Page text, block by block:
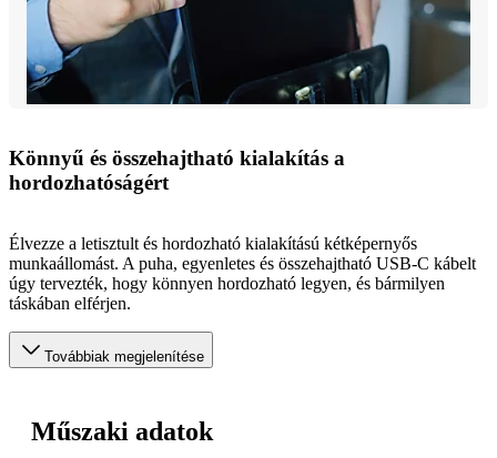
Könnyű és összehajtható kialakítás a
hordozhatóságért
Élvezze a letisztult és hordozható kialakítású kétképernyős
munkaállomást. A puha, egyenletes és összehajtható USB-C kábelt
úgy tervezték, hogy könnyen hordozható legyen, és bármilyen
táskában elférjen.
Továbbiak megjelenítése
Műszaki adatok